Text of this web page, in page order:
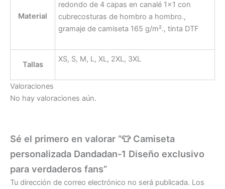
Material
redondo de 4 capas en canalé 1×1 con
cubrecosturas de hombro a hombro.,
gramaje de camiseta 165 g/m²., tinta DTF
Tallas
XS, S, M, L, XL, 2XL, 3XL
Valoraciones
No hay valoraciones aún.
Sé el primero en valorar “👕 Camiseta
personalizada Dandadan-1 Diseño exclusivo
para verdaderos fans”
Tu dirección de correo electrónico no será publicada. Los